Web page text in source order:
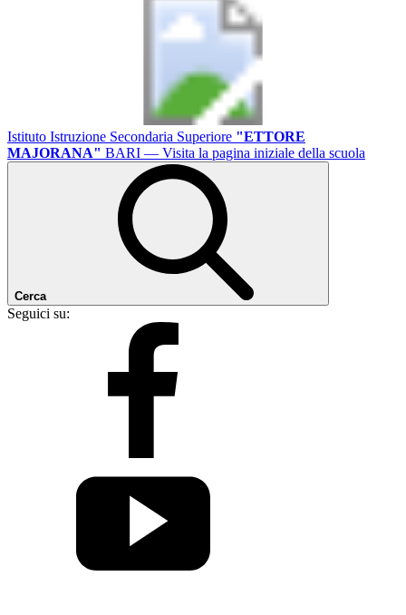
Istituto Istruzione Secondaria Superiore "ETTORE
MAJORANA" BARI — Visita la pagina iniziale della scuola
Cerca
Seguici su: